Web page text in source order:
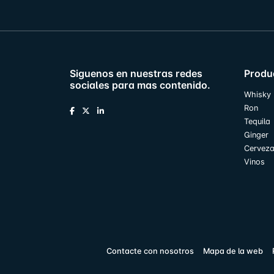
Siguenos en nuestras redes
sociales para mas contenido.
Whisky
Ron
Tequila
Ginger
Cerveza
Vinos
Contacte con nosotros Mapa de la web